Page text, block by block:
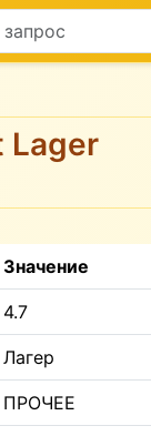
Lager
Значение
4.7
Лагер
ПРОЧЕЕ